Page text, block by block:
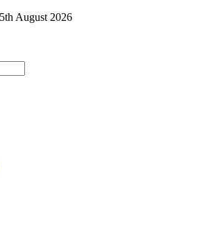
5th August 2026